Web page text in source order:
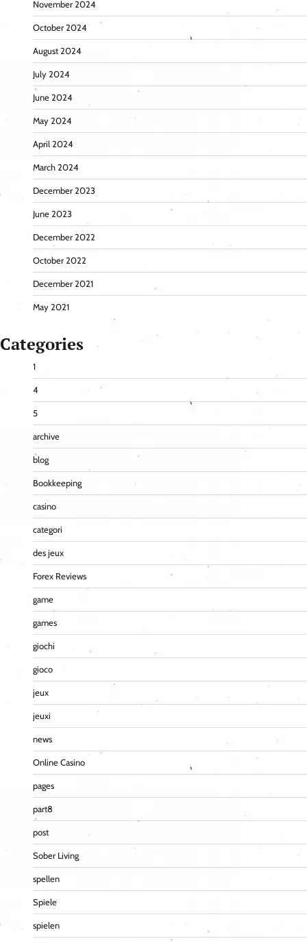
November 2024
October 2024
August 2024
July 2024
June 2024
May 2024
April 2024
March 2024
December 2023
June 2023
December 2022
October 2022
December 2021
May 2021
Categories
1
4
5
archive
blog
Bookkeeping
casino
categori
des jeux
Forex Reviews
game
games
giochi
gioco
jeux
jeuxi
news
Online Casino
pages
part8
post
Sober Living
spellen
Spiele
spielen